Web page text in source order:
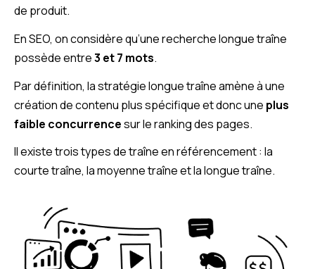
de produit.
En SEO, on considère qu’une recherche longue traîne
possède entre3 et 7 mots.
Par définition, la stratégie longue traîne amène à une
création de contenu plus spécifique et donc une plus
faible concurrencesur le ranking des pages.
Il existe trois types de traîne en référencement : la
courte traîne, la moyenne traîne et la longue traîne.